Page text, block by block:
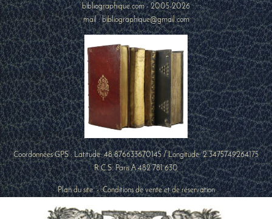
bibliographique.com - 2005-2026
mail : bibliographique@gmail.com
Coordonnées GPS : Latitude:48.876633670145/ Longitude:2.3475749264175
R.C.S. Paris A 482 781 630
Plan du site-Conditions de vente et de réservation